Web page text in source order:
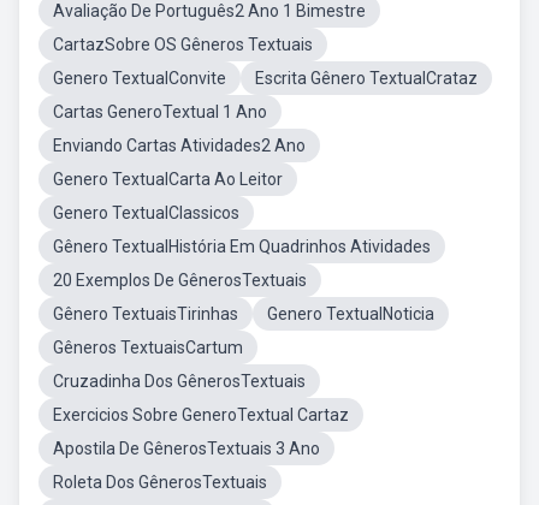
Avaliação De Português2 Ano 1 Bimestre
CartazSobre OS Gêneros Textuais
Genero TextualConvite
Escrita Gênero TextualCrataz
Cartas GeneroTextual 1 Ano
Enviando Cartas Atividades2 Ano
Genero TextualCarta Ao Leitor
Genero TextualClassicos
Gênero TextualHistória Em Quadrinhos Atividades
20 Exemplos De GênerosTextuais
Gênero TextuaisTirinhas
Genero TextualNoticia
Gêneros TextuaisCartum
Cruzadinha Dos GênerosTextuais
Exercicios Sobre GeneroTextual Cartaz
Apostila De GênerosTextuais 3 Ano
Roleta Dos GênerosTextuais